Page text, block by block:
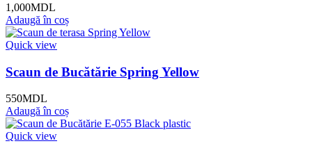
1,000MDL
Adaugă în coș
Quick view
Scaun de Bucătărie Spring Yellow
550MDL
Adaugă în coș
Quick view